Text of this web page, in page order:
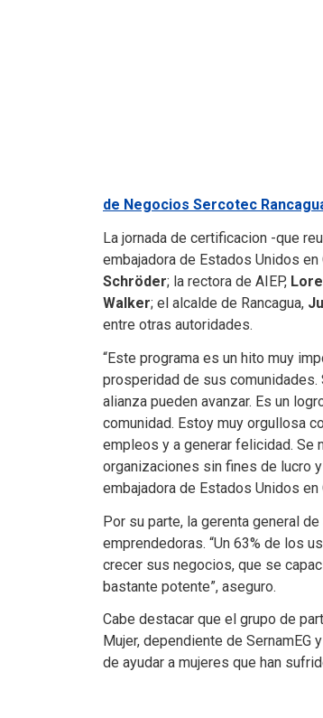
de Negocios Sercotec
La jornada de certificacion -que
embajadora de Estados Unidos en
Schröder; la rectora de AIEP,
Walker; el alcalde de Rancagua,
entre otras autoridades.
“Este programa es un hito muy
prosperidad de sus
alianza pueden avanzar. Es un
comunidad. Estoy muy orgullosa
empleos y a generar felicidad. Se
organizaciones sin fines de lucro
embajadora de Estados Unidos en
Por su parte, la gerenta general
emprendedoras. “Un 63% de los
crecer sus negocios, que se
bastante potente”, aseguro.
Cabe destacar que el grupo de
Mujer, dependiente de
de ayudar a mujeres que han